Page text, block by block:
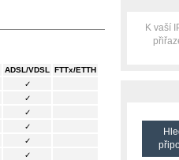
ADSL/VDSL
FTTx/ETTH
✓
✓
✓
✓
✓
✓
K vaší